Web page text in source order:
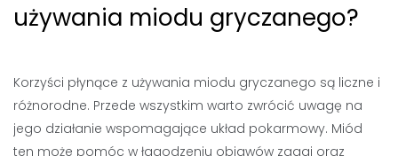
używania miodu gryczanego?
Korzyści płynące z używania miodu gryczanego są liczne i
różnorodne. Przede wszystkim warto zwrócić uwagę na
jego działanie wspomagające układ pokarmowy. Miód
ten może pomóc w łagodzeniu objawów zgagi oraz